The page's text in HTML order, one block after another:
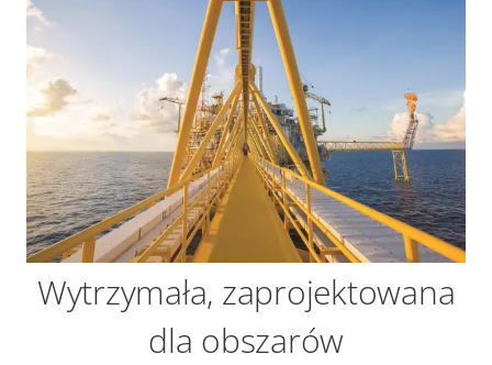
Wytrzymała, zaprojektowana
dla obszarów